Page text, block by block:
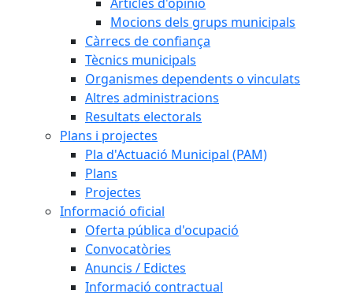
Mocions dels grups municipals
Càrrecs de confiança
Tècnics municipals
Organismes dependents o vinculats
Altres administracions
Resultats electorals
Plans i projectes
Pla d'Actuació Municipal (PAM)
Plans
Projectes
Informació oficial
Oferta pública d'ocupació
Convocatòries
Anuncis / Edictes
Informació contractual